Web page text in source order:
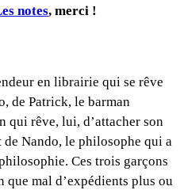
notes, merci !
en librairie qui se rêve
de Patrick, le barman
qui rêve, lui, d’attacher son
Nando, le philosophe qui a
Ces trois garçons
mal d’expédients plus ou